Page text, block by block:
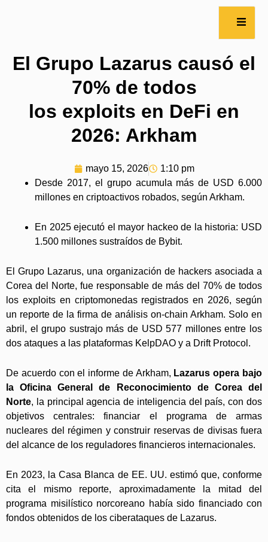
El Grupo Lazarus causó el
70% de todos
los exploits en DeFi en
2026: Arkham
mayo 15, 2026
1:10 pm
Desde 2017, el grupo acumula más de USD 6.000
millones en criptoactivos robados, según Arkham.
En 2025 ejecutó el mayor hackeo de la historia: USD
1.500 millones sustraídos de Bybit.
El Grupo Lazarus, una organización de hackers asociada a
Corea del Norte, fue responsable de más del 70% de todos
los exploits en criptomonedas registrados en 2026, según
un reporte de la firma de análisis on-chain Arkham. Solo en
abril, el grupo sustrajo más de USD 577 millones entre los
dos ataques a las plataformas KelpDAO y a Drift Protocol.
De acuerdo con el informe de Arkham, Lazarus opera bajo
la Oficina General de Reconocimiento de Corea del
Norte, la principal agencia de inteligencia del país, con dos
objetivos centrales: financiar el programa de armas
nucleares del régimen y construir reservas de divisas fuera
del alcance de los reguladores financieros internacionales.
En 2023, la Casa Blanca de EE. UU. estimó que, conforme
cita el mismo reporte, aproximadamente la mitad del
programa misilístico norcoreano había sido financiado con
fondos obtenidos de los ciberataques de Lazarus.